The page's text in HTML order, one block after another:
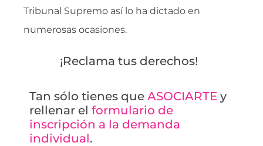
Tribunal Supremo así lo ha dictado en
numerosas ocasiones.
¡Reclama tus derechos!
Tan sólo tienes que ASOCIARTE y
rellenar el formulario de
inscripción a la demanda
individual.